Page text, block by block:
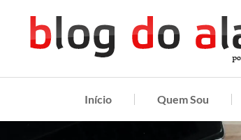
Início Quem Sou